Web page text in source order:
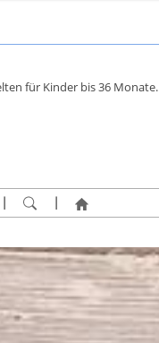
für Kinder bis 36 Monate.
| |